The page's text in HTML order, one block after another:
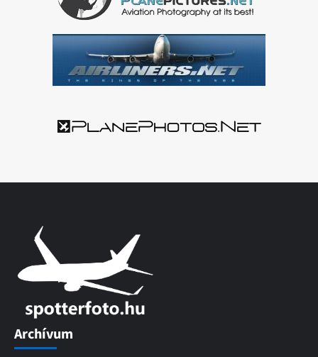
Archívum